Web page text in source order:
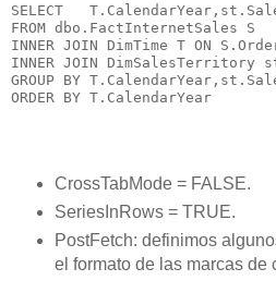
SELECT
FROM dbo.FactInternetSales S
INNER JOIN DimTime T ON
INNER JOIN
GROUP BY
CrossTabMode = FALSE.
SeriesInRows = TRUE.
PostFetch: definimos
el formato de las marcas de